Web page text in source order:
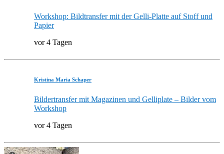
Workshop: Bildtransfer mit der Gelli-Platte auf Stoff und
Papier
vor 4 Tagen
Kristina Maria Schaper
Bildertransfer mit Magazinen und Gelliplate – Bilder vom
Workshop
vor 4 Tagen